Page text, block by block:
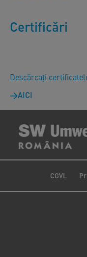
Certificări
Descărcați
AICI
CGVL